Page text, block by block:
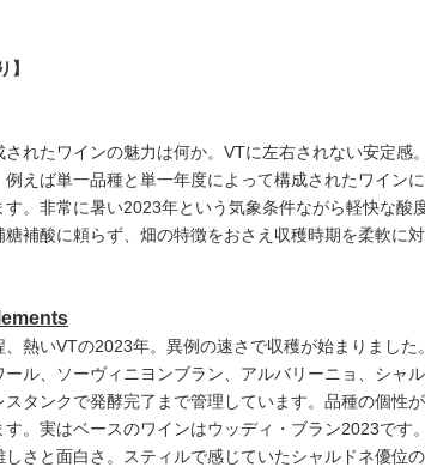
】
されたワインの魅力は何か。VTに左右されない安定
例えば単一品種と単一年度によって構成されたワイン
す。非常に暑い2023年という気象条件ながら軽快な
補酸に頼らず、畑の特徴をおさえ収穫時期を柔軟に
熱いVTの2023年。異例の速さで収穫が始まりまし
ル、ソーヴィニヨンブラン、アルバリーニョ、シャ
スタンクで発酵完了まで管理しています。品種の個性
す。実はベースのワインはウッディ・ブラン2023で
さと面白さ。スティルで感じていたシャルドネ優位